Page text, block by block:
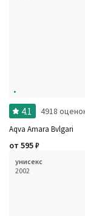
4.1 4918
Aqva Amara Bvlgari
от 595₽
унисекс
2002